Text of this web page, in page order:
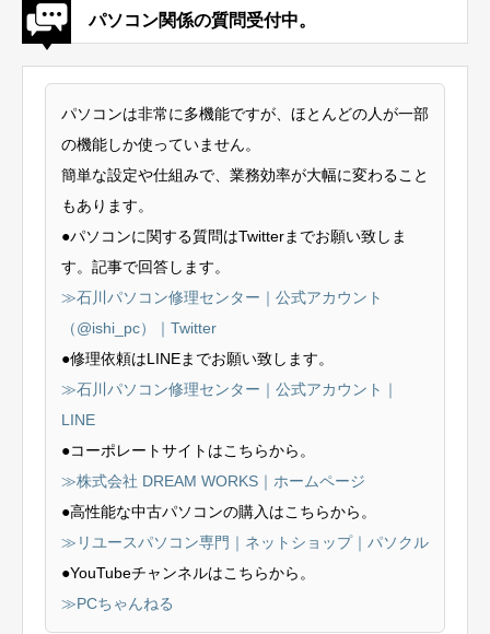
パソコン関係の質問受付中。
パソコンは非常に多機能ですが、ほとんどの人が一部
の機能しか使っていません。
簡単な設定や仕組みで、業務効率が大幅に変わること
もあります。
●パソコンに関する質問はTwitterまでお願い致しま
す。記事で回答します。
≫石川パソコン修理センター｜公式アカウント
（@ishi_pc）｜Twitter
●修理依頼はLINEまでお願い致します。
≫石川パソコン修理センター｜公式アカウント｜
LINE
●コーポレートサイトはこちらから。
≫株式会社 DREAM WORKS｜ホームページ
●高性能な中古パソコンの購入はこちらから。
≫リユースパソコン専門｜ネットショップ｜パソクル
●YouTubeチャンネルはこちらから。
≫PCちゃんねる